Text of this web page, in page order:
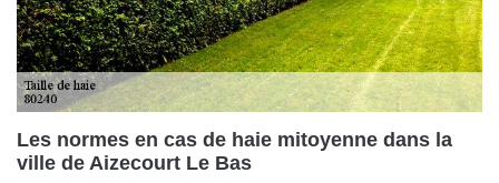
Les normes en cas de haie mitoyenne dans la
ville de Aizecourt Le Bas